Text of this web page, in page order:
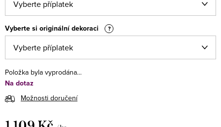
Vyberte si originální dekoraci ?
Položka byla vyprodána…
Na dotaz
Možnosti doručení